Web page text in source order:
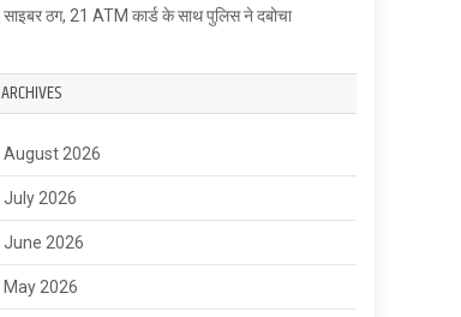
साइबर ठग, 21 ATM कार्ड के साथ पुलिस ने दबोचा
ARCHIVES
August 2026
July 2026
June 2026
May 2026